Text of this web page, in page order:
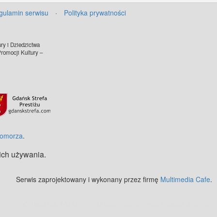
serwisu · Polityka prywatności
i Dziedzictwa
Kultury –
.
używania.
Serwis zaprojektowany i wykonany przez firmę Multimedia Cafe.